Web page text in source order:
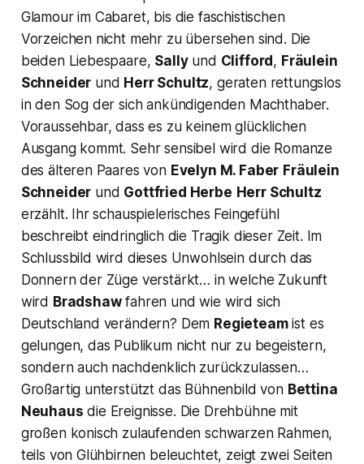
Glamour im Cabaret, bis die faschistischen
Vorzeichen nicht mehr zu übersehen sind. Die
beiden Liebespaare, Sallyund Clifford, Fräulein
Schneider und Herr Schultz, geraten rettungslos
in den Sog der sich ankündigenden Machthaber.
Voraussehbar, dass es zu keinem glücklichen
Ausgang kommt. Sehr sensibel wird die Romanze
des älteren Paares von Evelyn M. Faber Fräulein
Schneider und Gottfried Herbe Herr Schultz
erzählt. Ihr schauspielerisches Feingefühl
beschreibt eindringlich die Tragik dieser Zeit. Im
Schlussbild wird dieses Unwohlsein durch das
Donnern der Züge verstärkt… in welche Zukunft
wird Bradshawfahren und wie wird sich
Deutschland verändern? Dem Regieteamist es
gelungen, das Publikum nicht nur zu begeistern,
sondern auch nachdenklich zurückzulassen…
Großartig unterstützt das Bühnenbild von Bettina
Neuhaus die Ereignisse. Die Drehbühne mit
großen konisch zulaufenden schwarzen Rahmen,
teils von Glühbirnen beleuchtet, zeigt zwei Seiten